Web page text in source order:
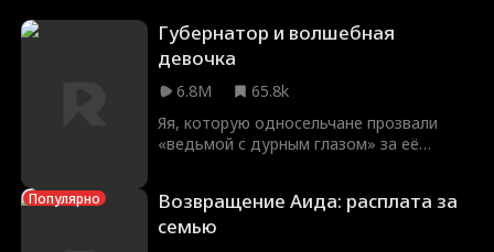
Губернатор и волшебная
девочка
6.8M
65.8k
Яя, которую односельчане прозвали
«ведьмой с дурным глазом» за её
счастливой звездой. Однажды, когда
оборванная девочка собирала в полях
Популярно
Возвращение Аида: расплата за
семью